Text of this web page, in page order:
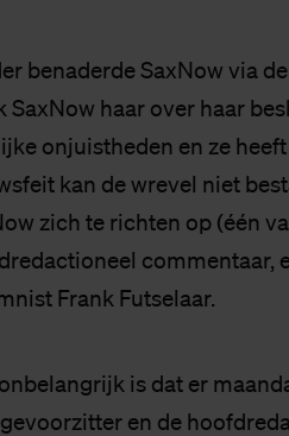
benaderde SaxNow via
SaxNow haar over haar
onjuistheden en ze
kan de wrevel niet
zich te richten op (één
commentaar,
Frank Futselaar.
is dat er
en de